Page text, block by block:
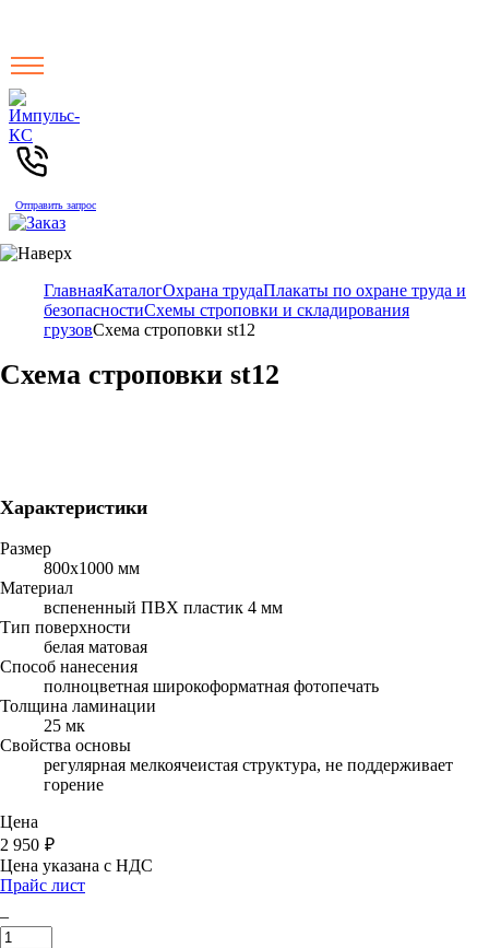
Отправить запрос
ГлавнаяКаталогОхрана трудаПлакаты по охране труда и
безопасностиСхемы строповки и складирования
грузовСхема строповки st12
Схема строповки st12
Характеристики
Размер
800х1000 мм
Материал
вспененный ПВХ пластик 4 мм
Тип поверхности
белая матовая
Способ нанесения
полноцветная широкоформатная фотопечать
Толщина ламинации
25 мк
Свойства основы
регулярная мелкоячеистая структура, не поддерживает
горение
Цена
2 950 ₽
Цена указана с НДС
Прайс лист
–